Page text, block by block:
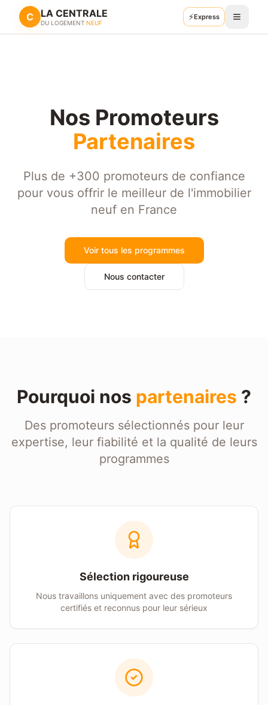
Retour
C LA CENTRALE
DU LOGEMENT NEUF
⚡Express
Nos Promoteurs
Partenaires
Plus de +300 promoteurs de confiance
pour vous offrir le meilleur de l'immobilier
neuf en France
Voir tous les programmes
Nous contacter
Pourquoi nos partenaires ?
Des promoteurs sélectionnés pour leur
expertise, leur fiabilité et la qualité de leurs
programmes
Sélection rigoureuse
Nous travaillons uniquement avec des promoteurs
certifiés et reconnus pour leur sérieux
Recevoir mes plans